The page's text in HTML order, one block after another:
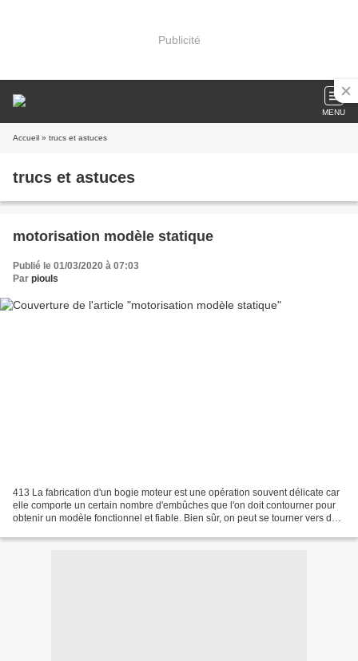
Publicité
MENU
Accueil » trucs et astuces
trucs et astuces
motorisation modèle statique
Publié le 01/03/2020 à 07:03
Par piouls
413 La fabrication d'un bogie moteur est une opération souvent délicate car
elle comporte un certain nombre d'embûches que l'on doit contourner pour
obtenir un modèle fonctionnel et fiable. Bien sûr, on peut se tourner vers des